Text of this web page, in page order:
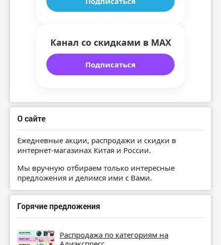
Канал со скидками в MAX
Подписаться
О сайте
Ежедневные акции, распродажи и скидки в
интернет-магазинах Китая и России.
Мы вручную отбираем только интересные
предложения и делимся ими с Вами.
Горячие предложения
Распродажа по категориям на